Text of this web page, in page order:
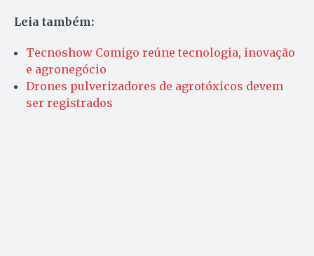
Leia também:
Tecnoshow Comigo reúne tecnologia, inovação
e agronegócio
Drones pulverizadores de agrotóxicos devem
ser registrados